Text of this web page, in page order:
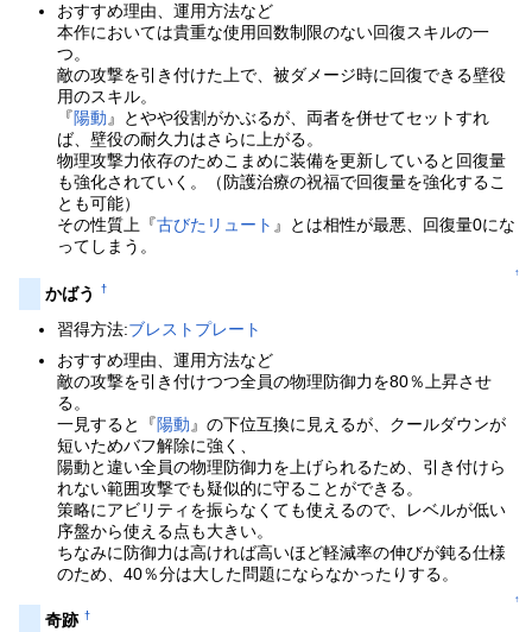
おすすめ理由、運用方法など
本作においては貴重な使用回数制限のない回復スキルの一
つ。
敵の攻撃を引き付けた上で、被ダメージ時に回復できる壁役
用のスキル。
『陽動』とやや役割がかぶるが、両者を併せてセットすれ
ば、壁役の耐久力はさらに上がる。
物理攻撃力依存のためこまめに装備を更新していると回復量
も強化されていく。（防護治療の祝福で回復量を強化するこ
とも可能）
その性質上『古びたリュート 』とは相性が最悪、回復量0にな
ってしまう。
↑
かばう †
習得方法:ブレストプレート
おすすめ理由、運用方法など
敵の攻撃を引き付けつつ全員の物理防御力を80％上昇させ
る。
一見すると『陽動 』の下位互換に見えるが、クールダウンが
短いためバフ解除に強く、
陽動と違い全員の物理防御力を上げられるため、引き付けら
れない範囲攻撃でも疑似的に守ることができる。
策略にアビリティを振らなくても使えるので、レベルが低い
序盤から使える点も大きい。
ちなみに防御力は高ければ高いほど軽減率の伸びが鈍る仕様
のため、40％分は大した問題にならなかったりする。
↑
奇跡 †